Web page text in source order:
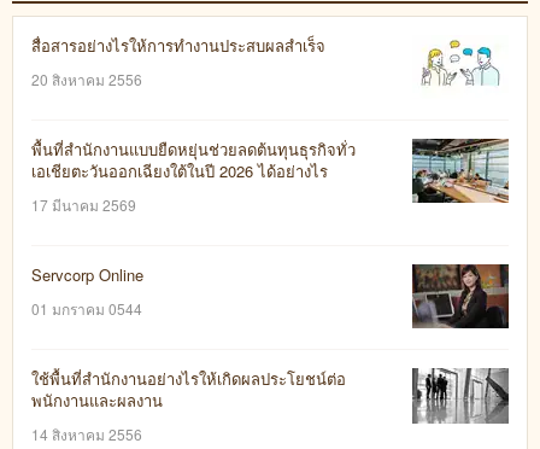
สื่อสารอย่างไรให้การทำงานประสบผลสำเร็จ
20 สิงหาคม 2556
พื้นที่สำนักงานแบบยืดหยุ่นช่วยลดต้นทุนธุรกิจทั่ว
เอเชียตะวันออกเฉียงใต้ในปี 2026 ได้อย่างไร
17 มีนาคม 2569
Servcorp Online
01 มกราคม 0544
ใช้พื้นที่สำนักงานอย่างไรให้เกิดผลประโยชน์ต่อ
พนักงานและผลงาน
14 สิงหาคม 2556